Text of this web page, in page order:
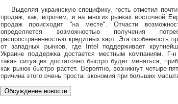
Выделяя украинскую специфику, гость отметил почти
продаж, как, впрочем, и на многих рынках восточной
продаж происходит "на месте". Отчасти
определяется возможностью получения
распространенностью кредитных карт. Эта особенность
от западных рынков, где Intel поддерживает
Украине поддержка достается местным компаниям. Г-
такая ситуация достаточно быстро будет меняться,
как рынок быстро растет. Вероятно, возникнут четыре-
причина этого очень проста: экономия при больших